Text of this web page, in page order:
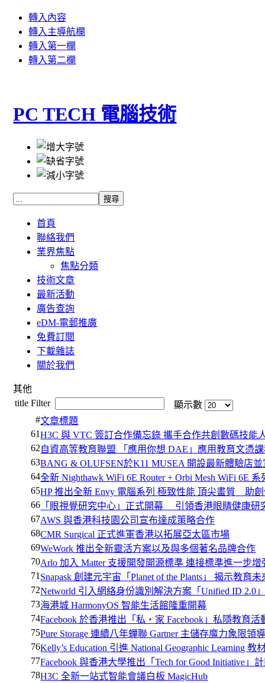
轉入內容
轉入主導航欄
轉入第一欄
轉入第二欄
PC TECH 電腦技術
首頁
聯絡我們
業界焦點
焦點分類
技術文章
最新活動
廣告查詢
eDM-電郵推廣
免費訂閱
下載雜誌
關於我們
其他
title Filter
顯示數
#文章標題
61H3C 與 VTC 簽訂合作備忘錄 攜手合作共創數碼技能
62自資高等教育聯盟 「應用你想 DAE」應用教育文憑
63BANG & OLUFSEN於K11 MUSEA 開設最新體驗店
64全新 Nighthawk WiFi 6E Router + Orbi Mesh WiFi 6E
65HP 推出全新 Envy 電腦系列 極致性能 頂尖畫質 助
66 「眼視覺研究中心」正式開幕 引領香港眼睛健康研
67AWS 與香港科技園公司宣布達成策略合作
68CMR Surgical 正式進軍香港以拓展亞太區市場
69WeWork 推出全新靈活方案以及與多個著名品牌合作
70Arlo 加入 Matter 支援開發開源標準 連接標準進一步增
71 Snapask 創建元宇宙「Planet of the Plants」 揭示教育未
72Networld 引入網絡身份識別解決方案「Unified ID 2.0
73海港城 HarmonyOS 智能生活館隆重開幕
74Facebook 於香港推出「私‧家 Facebook」私隱教育活
75Pure Storage 連續八年蟬聯 Gartner 主儲存魔力象限領
76Kelly’s Education 引進 National Geographic Learning 教
77Facebook 與香港大學推出「Tech for Good Initiative」
78H3C 全新一站式智能會議白板 MagicHub